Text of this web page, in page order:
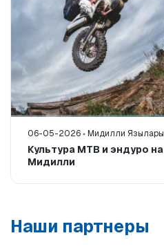
06-05-2026 Мидилли Язылары
Культура MTB и эндуро на
Мидилли
Наши партнеры